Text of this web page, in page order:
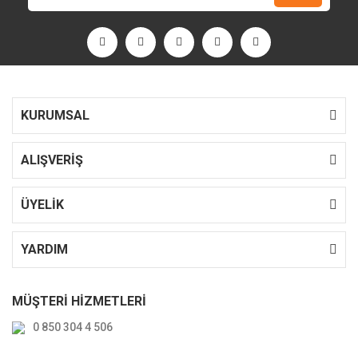
KURUMSAL
ALIŞVERİŞ
ÜYELİK
YARDIM
MÜŞTERİ HİZMETLERİ
0 850 304 4 506